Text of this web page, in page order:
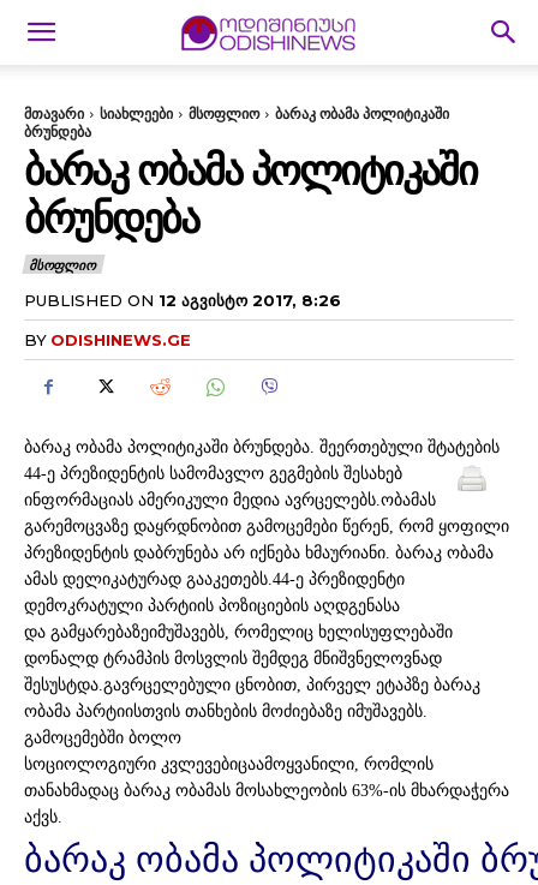
მთავარი სიახლეები მსოფლიო
ბარაკ ობამა პოლიტიკაში
ბრუნდება
ᲑᲐᲠᲐᲙ ᲝᲑᲐᲛᲐ ᲞᲝᲚᲘᲢᲘᲙᲐᲨᲘ
ᲑᲠᲣᲜᲓᲔᲑᲐ
ᲛᲡᲝᲤᲚᲘᲝ
PUBLISHED ON 12 ᲐᲒᲕᲘᲡᲢᲝ 2017, 8:26
BY ODISHINEWS.GE
ბარაკ ობამა პოლიტიკაში ბრუნდება. შეერთებული შტატების
44-ე პრეზიდენტის სამომავლო გეგმების შესახებ
ინფორმაციას ამერიკული მედია ავრცელებს.ობამას
გარემოცვაზე დაყრდნობით გამოცემები წერენ, რომ ყოფილი
პრეზიდენტის დაბრუნება არ იქნება ხმაურიანი. ბარაკ ობამა
ამას დელიკატურად გააკეთებს.44-ე პრეზიდენტი
დემოკრატული პარტიის პოზიციების აღდგენასა
და გამყარებაზეიმუშავებს, რომელიც ხელისუფლებაში
დონალდ ტრამპის მოსვლის შემდეგ მნიშვნელოვნად
შესუსტდა.გავრცელებული ცნობით, პირველ ეტაპზე ბარაკ
ობამა პარტიისთვის თანხების მოძიებაზე იმუშავებს.
გამოცემებში ბოლო
სოციოლოგიური კვლევებიცაამოყვანილი, რომლის
თანახმადაც ბარაკ ობამას მოსახლეობის 63%-ის მხარდაჭერა
აქვს.
ბარაკ ობამა პოლიტიკაში